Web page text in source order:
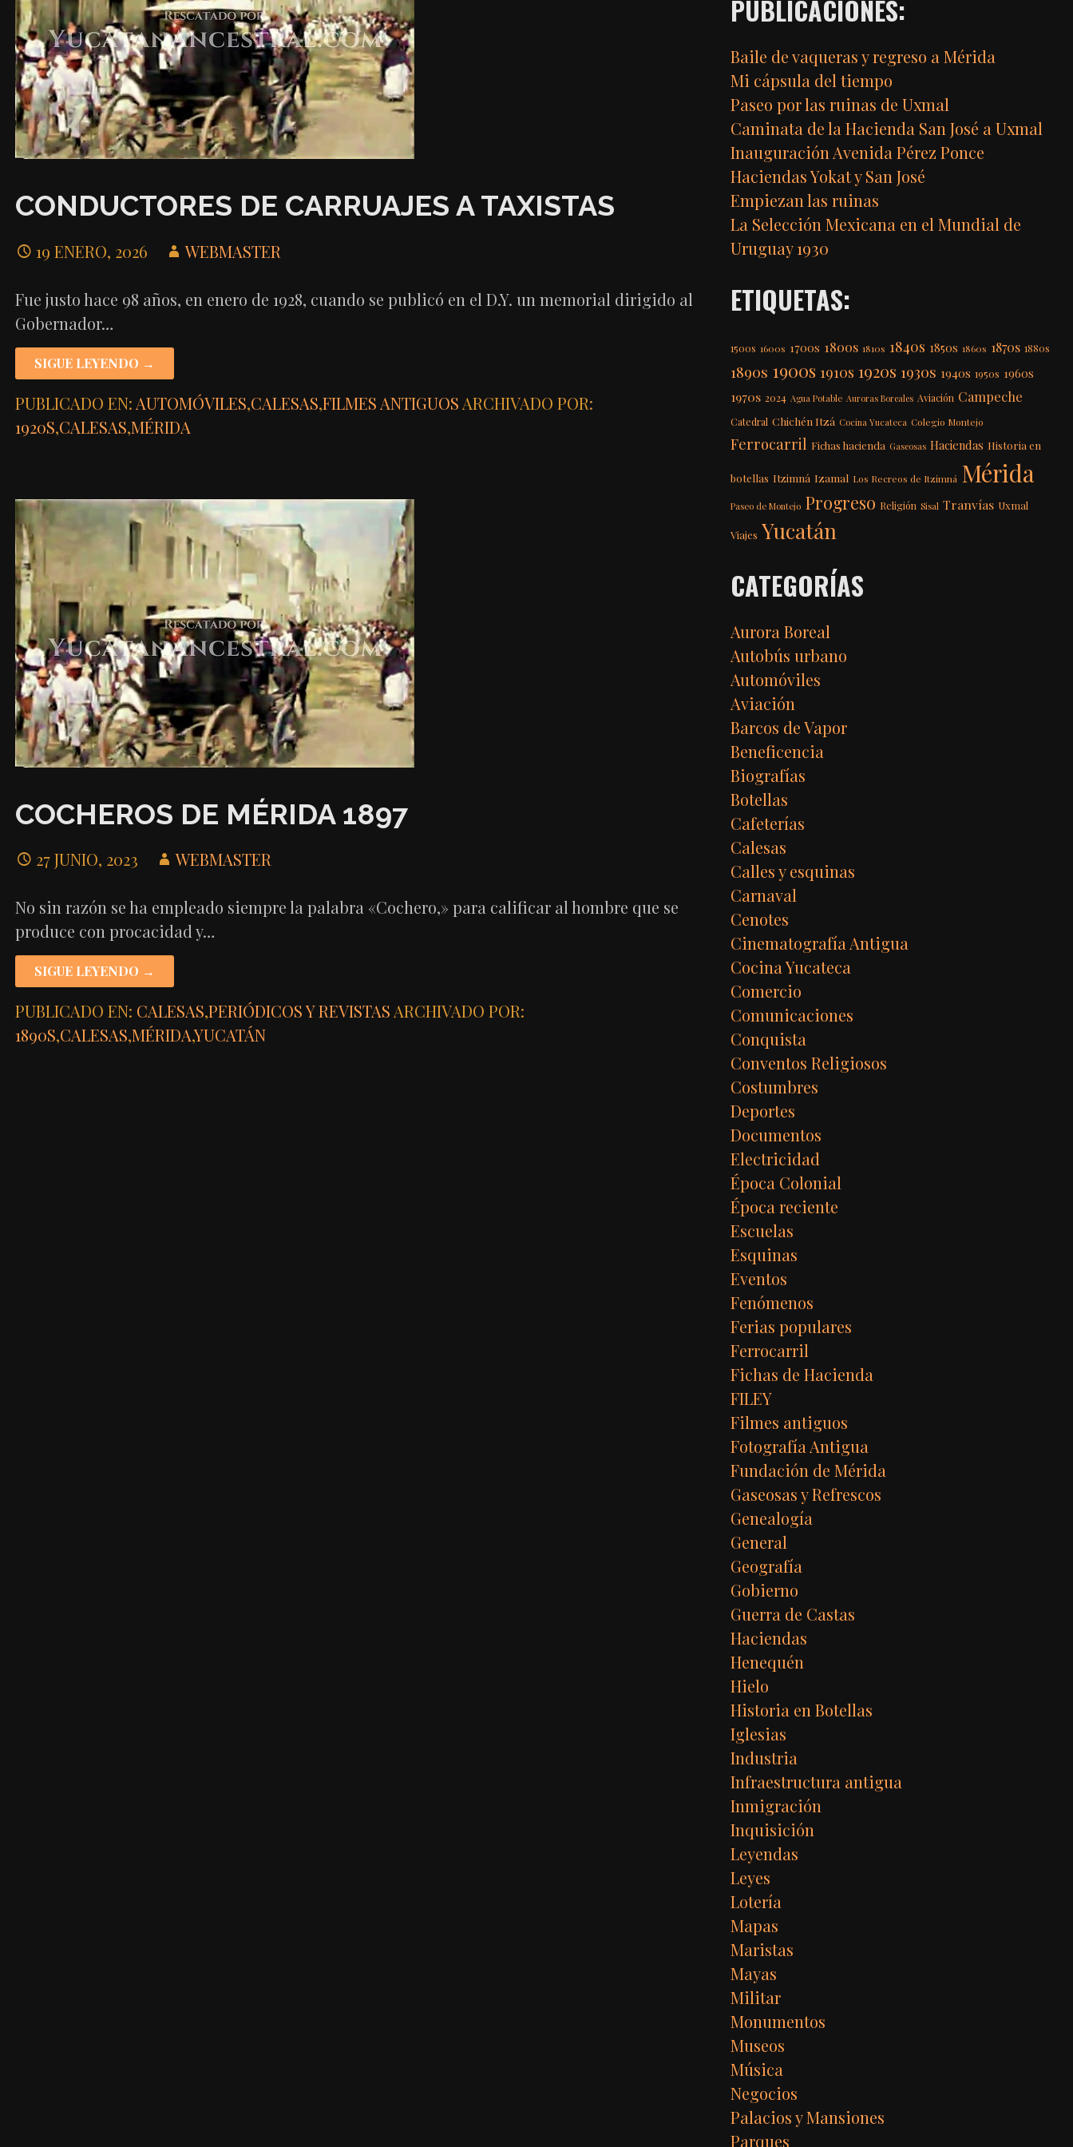
CONDUCTORES DE CARRUAJES A TAXISTAS
19 ENERO, 2026 WEBMASTER
Fue justo hace 98 años, en enero de 1928, cuando se publicó en el D.Y. un memorial dirigido al
Gobernador…
SIGUE LEYENDO →
PUBLICADO EN: AUTOMÓVILES,CALESAS,FILMES ANTIGUOS ARCHIVADO POR:
1920S,CALESAS,MÉRIDA
COCHEROS DE MÉRIDA 1897
27 JUNIO, 2023 WEBMASTER
No sin razón se ha empleado siempre la palabra «Cochero,» para calificar al hombre que se
produce con procacidad y…
SIGUE LEYENDO →
PUBLICADO EN: CALESAS,PERIÓDICOS Y REVISTAS ARCHIVADO POR:
1890S,CALESAS,MÉRIDA,YUCATÁN
PUBLICACIONES:
Baile de vaqueras y regreso a Mérida
Mi cápsula del tiempo
Paseo por las ruinas de Uxmal
Caminata de la Hacienda San José a Uxmal
Inauguración Avenida Pérez Ponce
Haciendas Yokat y San José
Empiezan las ruinas
La Selección Mexicana en el Mundial de
Uruguay 1930
ETIQUETAS:
1500s 1600s 1700s 1800s 1810s 1840s 1850s 1860s 1870s 1880s
1890s 1900s 1910s 1920s 1930s 1940s 1950s 1960s
1970s 2024 Agua Potable Auroras Boreales Aviación Campeche
Catedral Chichén Itzá Cocina Yucateca Colegio Montejo
Ferrocarril Fichas hacienda Gaseosas Haciendas Historia en
botellas Itzimná Izamal Los Recreos de Itzimná Mérida
Paseo de Montejo Progreso Religión Sisal Tranvías Uxmal
Viajes Yucatán
CATEGORÍAS
Aurora Boreal
Autobús urbano
Automóviles
Aviación
Barcos de Vapor
Beneficencia
Biografías
Botellas
Cafeterías
Calesas
Calles y esquinas
Carnaval
Cenotes
Cinematografía Antigua
Cocina Yucateca
Comercio
Comunicaciones
Conquista
Conventos Religiosos
Costumbres
Deportes
Documentos
Electricidad
Época Colonial
Época reciente
Escuelas
Esquinas
Eventos
Fenómenos
Ferias populares
Ferrocarril
Fichas de Hacienda
FILEY
Filmes antiguos
Fotografía Antigua
Fundación de Mérida
Gaseosas y Refrescos
Genealogía
General
Geografía
Gobierno
Guerra de Castas
Haciendas
Henequén
Hielo
Historia en Botellas
Iglesias
Industria
Infraestructura antigua
Inmigración
Inquisición
Leyendas
Leyes
Lotería
Mapas
Maristas
Mayas
Militar
Monumentos
Museos
Música
Negocios
Palacios y Mansiones
Parques